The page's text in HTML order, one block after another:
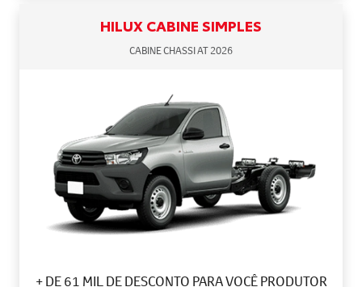
HILUX CABINE SIMPLES
CABINE CHASSI AT 2026
+ DE 61 MIL DE DESCONTO PARA VOCÊ PRODUTOR